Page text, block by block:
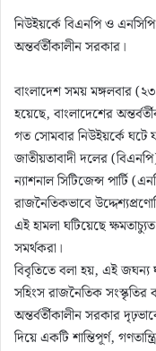
নিউইয়র্কে বিএনপি ও
অন্তর্বর্তীকালীন সরকার।
বাংলাদেশ সময় মঙ্গলবার
হয়েছে, বাংলাদেশের
গত সোমবার নিউইয়র্কে ঘটে
জাতীয়তাবাদী দলের
ন্যাশনাল সিটিজেন্স পার্টি
রাজনৈতিকভাবে
এই হামলা ঘটিয়েছে
সমর্থকরা।
বিবৃতিতে বলা হয়, এই জঘন্য
সহিংস রাজনৈতিক সংস্কৃতির
অন্তর্বর্তীকালীন সরকার
দিয়ে একটি শান্তিপূর্ণ,